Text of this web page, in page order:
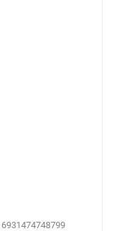
6931474748799